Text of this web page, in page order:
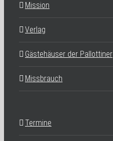
Mission
Verlag
Gästehäuser der Pallottiner
Missbrauch
Termine